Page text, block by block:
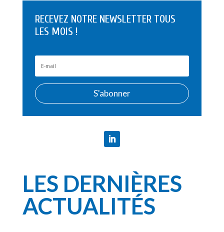
RECEVEZ NOTRE NEWSLETTER TOUS
LES MOIS !
S'abonner
LES DERNIÈRES
ACTUALITÉS